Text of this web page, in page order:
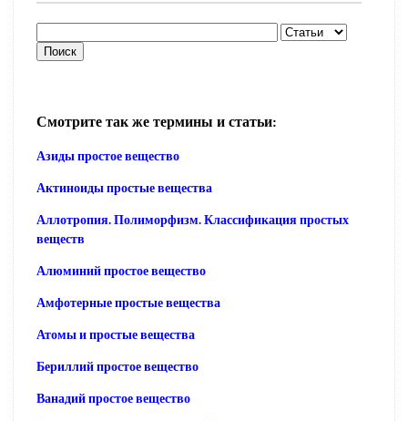
Смотрите так же термины и статьи:
Азиды простое вещество
Актиноиды простые вещества
Аллотропия. Полиморфизм. Классификация простых
веществ
Алюминий простое вещество
Амфотерные простые вещества
Атомы и простые вещества
Бериллий простое вещество
Ванадий простое вещество